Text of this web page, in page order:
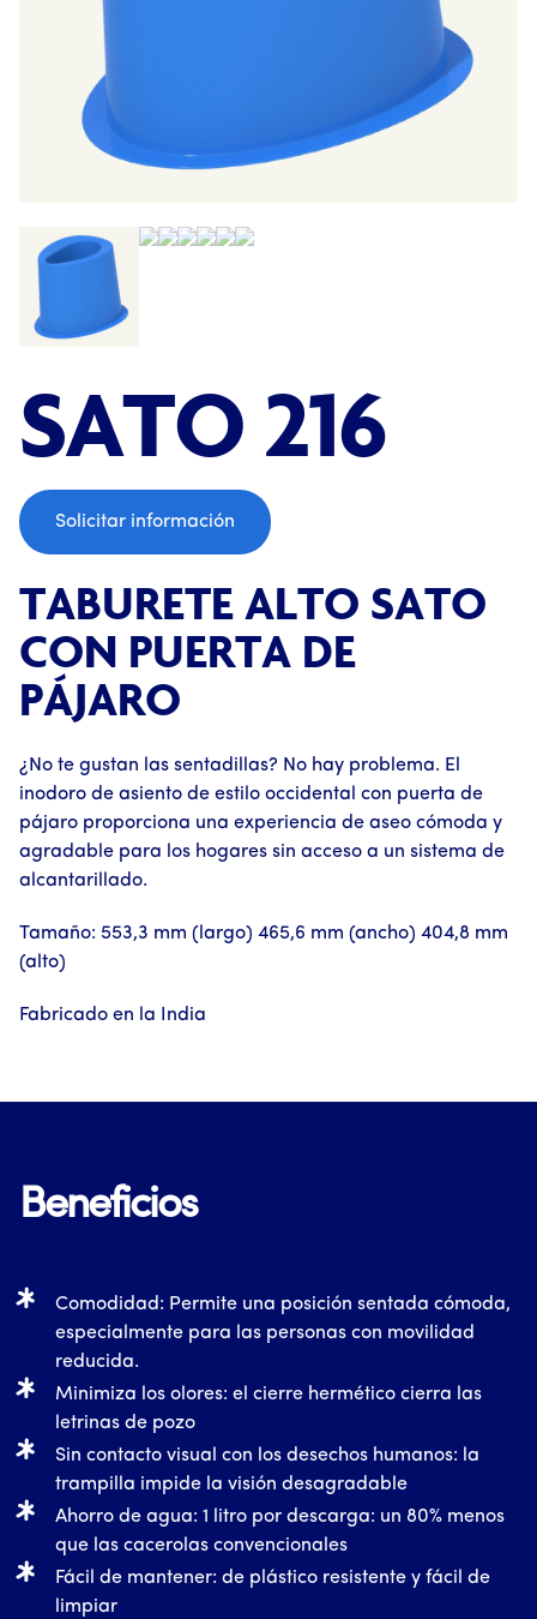
SATO 216
Solicitar información
TABURETE ALTO SATO
CON PUERTA DE
PÁJARO
¿No te gustan las sentadillas? No hay problema. El
inodoro de asiento de estilo occidental con puerta de
pájaro proporciona una experiencia de aseo cómoda y
agradable para los hogares sin acceso a un sistema de
alcantarillado.
Tamaño: 553,3 mm (largo) 465,6 mm (ancho) 404,8 mm
(alto)
Fabricado en la India
Beneficios
Comodidad: Permite una posición sentada cómoda,
especialmente para las personas con movilidad
reducida.
Minimiza los olores: el cierre hermético cierra las
letrinas de pozo
Sin contacto visual con los desechos humanos: la
trampilla impide la visión desagradable
Ahorro de agua: 1 litro por descarga: un 80% menos
que las cacerolas convencionales
Fácil de mantener: de plástico resistente y fácil de
limpiar